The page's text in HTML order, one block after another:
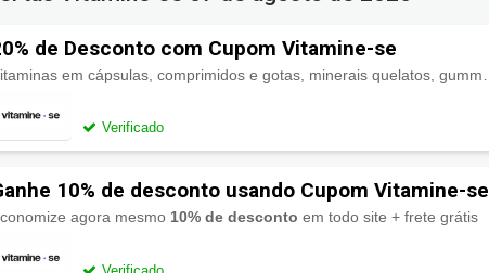
de Desconto com Cupom Vitamine-se
Verificado
10% de desconto usando Cupom Vitamine-se
agora mesmo 10% de desconto em todo site + frete grátis